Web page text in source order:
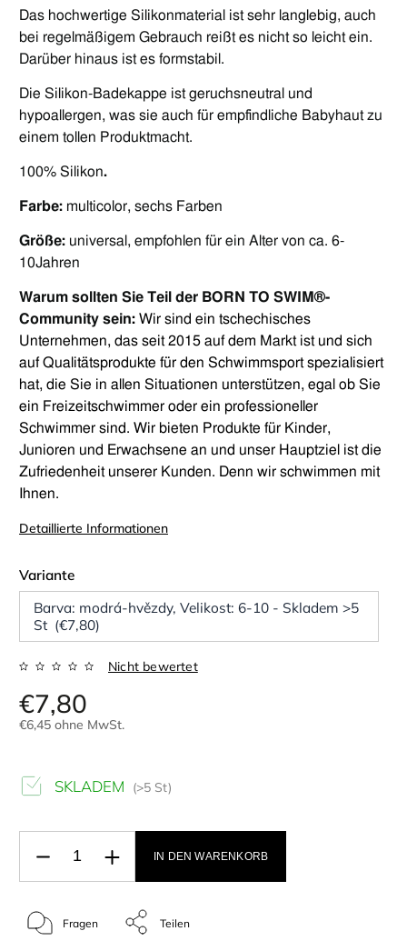
Das hochwertige Silikonmaterial ist sehr langlebig, auch
bei regelmäßigem Gebrauch reißt es nicht so leicht ein.
Darüber hinaus ist es formstabil.
Die Silikon-Badekappe ist geruchsneutral und
hypoallergen, was sie auch für empfindliche Babyhaut zu
einem tollen Produktmacht.
100% Silikon.
Farbe: multicolor, sechs Farben
Größe: universal, empfohlen für ein Alter von ca. 6-
10Jahren
Warum sollten Sie Teil der BORN TO SWIM®-
Community sein: Wir sind ein tschechisches
Unternehmen, das seit 2015 auf dem Markt ist und sich
auf Qualitätsprodukte für den Schwimmsport spezialisiert
hat, die Sie in allen Situationen unterstützen, egal ob Sie
ein Freizeitschwimmer oder ein professioneller
Schwimmer sind. Wir bieten Produkte für Kinder,
Junioren und Erwachsene an und unser Hauptziel ist die
Zufriedenheit unserer Kunden. Denn wir schwimmen mit
Ihnen.
Detaillierte Informationen
Variante
Barva: modrá-hvězdy, Velikost: 6-10 - Skladem >5
St (€7,80)
Nicht bewertet
€7,80
€6,45 ohne MwSt.
SKLADEM (>5 St)
IN DEN WARENKORB
Fragen Teilen